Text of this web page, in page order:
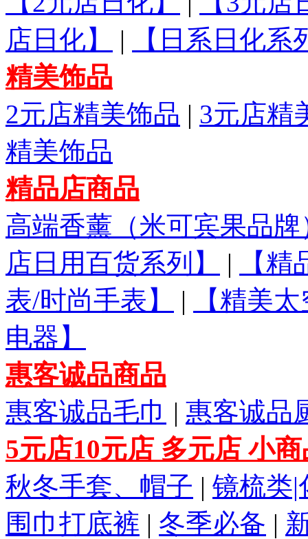
店日化】
|
【日系日化系
精美饰品
2元店精美饰品 | 3元店精
精美饰品
精品店商品
高端香薰（米可宾果品牌
店日用百货系列】
|
【
表/时尚手表】
|
【精美
电器】
惠客诚品商品
惠客诚品毛巾 | 惠客诚品
5元店10元店 多元店 小
秋冬手套、帽子 | 镜梳类|
围巾打底裤 | 冬季必备 |